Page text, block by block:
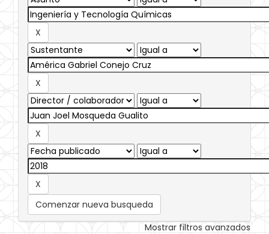
Comenzar nueva busqueda
Mostrar filtros avanzados